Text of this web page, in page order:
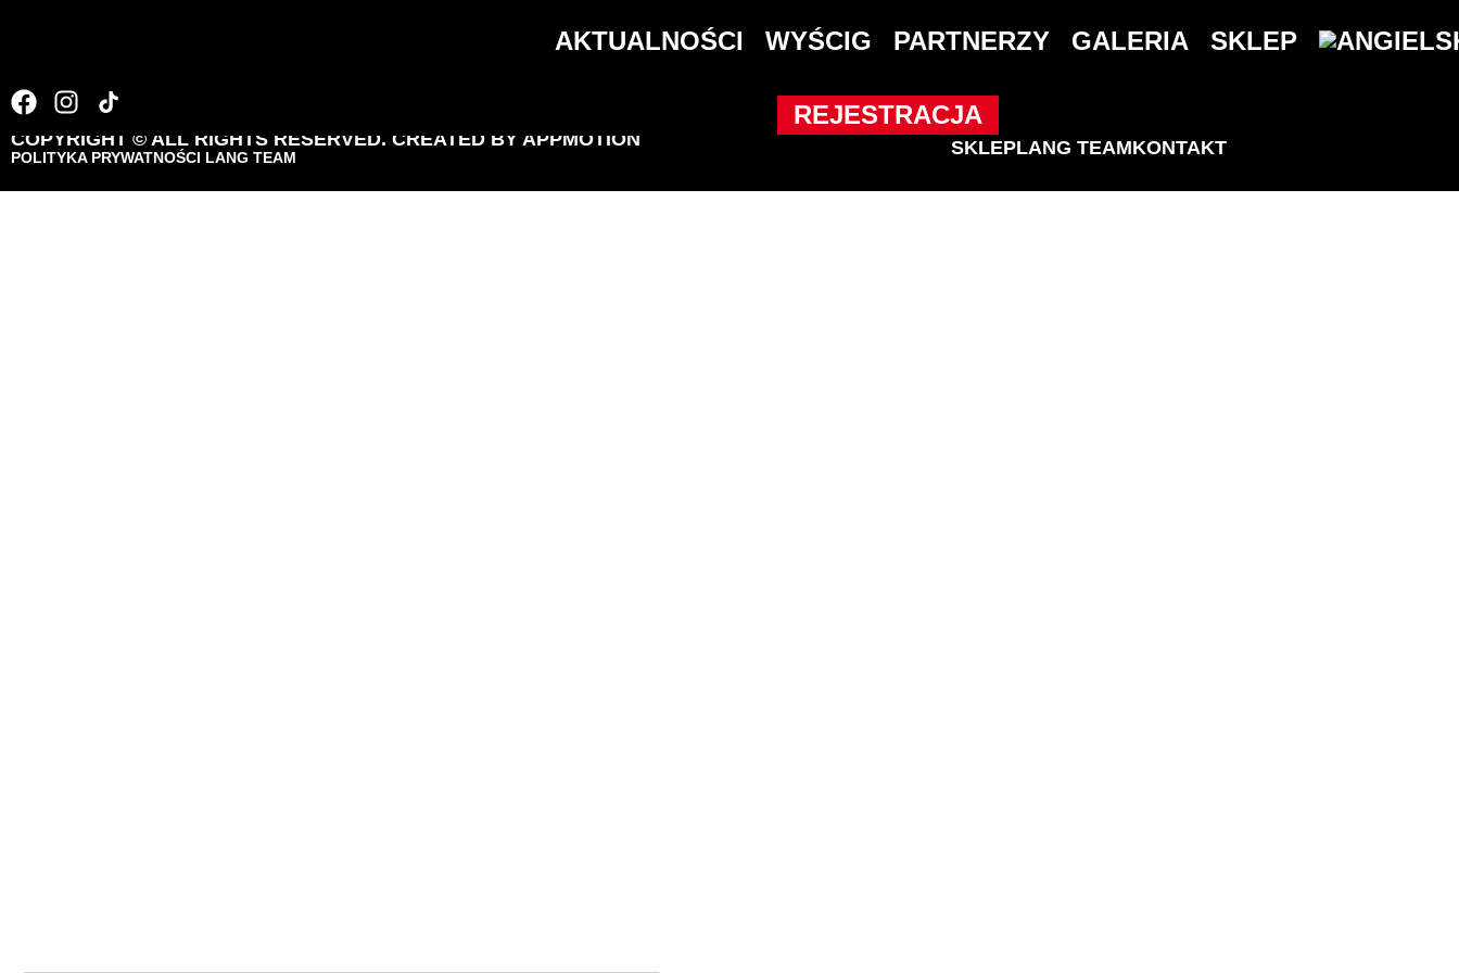
AKTUALNOŚCI WYŚCIG PARTNERZY GALERIA SKLEP
REJESTRACJA
COPYRIGHT © ALL RIGHTS RESERVED. CREATED BY APPMOTION
POLITYKA PRYWATNOŚCI LANG TEAM SKLEPLANG TEAMKONTAKT